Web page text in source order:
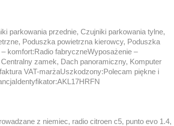
parkowania przednie, Czujniki parkowania tylne,
Poduszka powietrzna kierowcy, Poduszka
komfort:Radio fabryczneWyposażenie –
zamek, Dach panoramiczny, Komputer
VAT-marżaUszkodzony:Polecam piękne i
z niemiec, radio citroen c5, punto evo 1.4,